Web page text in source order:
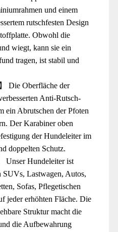
und einem
rutschfesten Design
Obwohl die
wiegt, kann sie ein
tragen, ist stabil und
Die Oberfläche der
Anti-Rutsch-
ein Abrutschen der Pfoten
Der Karabiner oben
der Hundeleiter im
doppelten Schutz.
Unser Hundeleiter ist
SUVs, Lastwagen, Autos,
Sofas, Pflegetischen
jeder erhöhten Fläche. Die
Struktur macht die
die Aufbewahrung